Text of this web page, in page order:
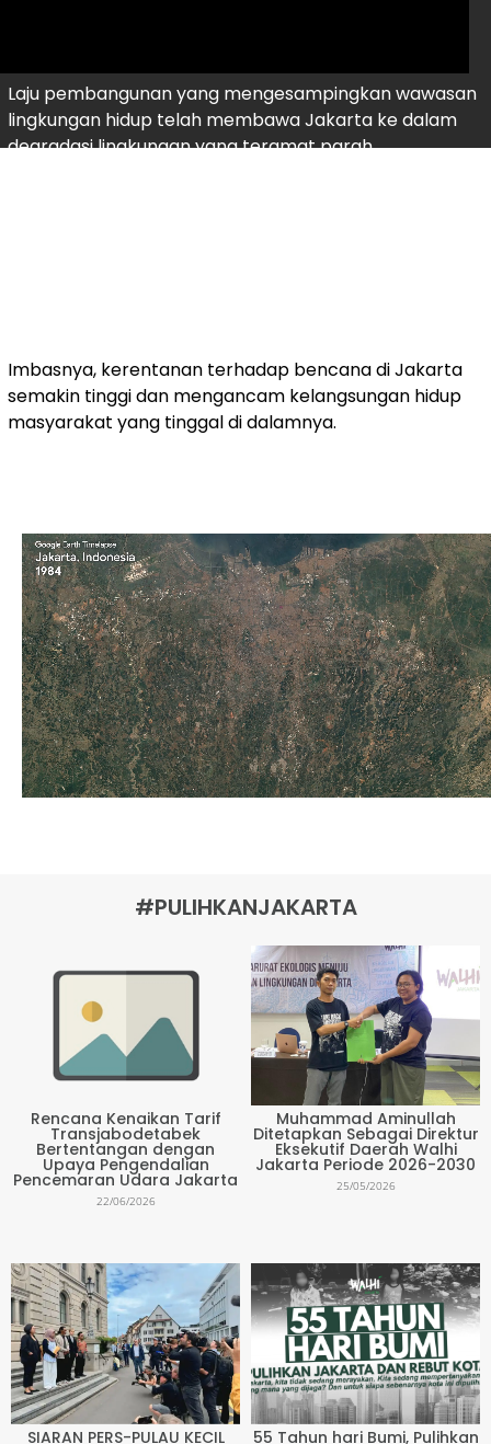
Laju pembangunan yang mengesampingkan wawasan
lingkungan hidup telah membawa Jakarta ke dalam
degradasi lingkungan yang teramat parah.
Imbasnya, kerentanan terhadap bencana di Jakarta
semakin tinggi dan mengancam kelangsungan hidup
masyarakat yang tinggal di dalamnya.
#PULIHKANJAKARTA
Rencana Kenaikan Tarif
Transjabodetabek
Bertentangan dengan
Upaya Pengendalian
Pencemaran Udara Jakarta
22/06/2026
Muhammad Aminullah
Ditetapkan Sebagai Direktur
Eksekutif Daerah Walhi
Jakarta Periode 2026-2030
25/05/2026
SIARAN PERS-PULAU KECIL 55 Tahun hari Bumi, Pulihkan